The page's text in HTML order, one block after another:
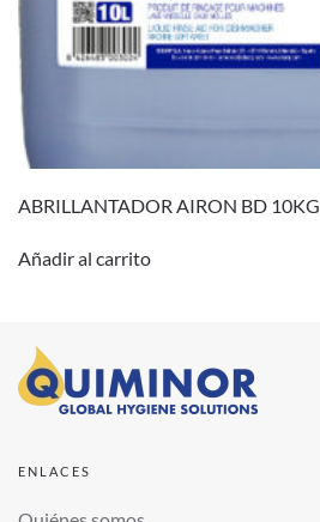
ABRILLANTADOR AIRON BD 10KG
Añadir al carrito
ENLACES